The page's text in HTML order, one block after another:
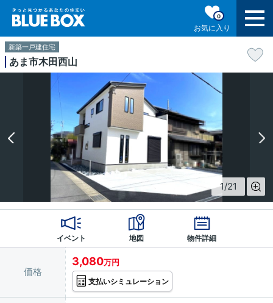
お気に入り
0
新築一戸建住宅
あま市木田西山
1/21
イベント 地図 物件詳細
価格
3,080万円
支払いシミュレーション